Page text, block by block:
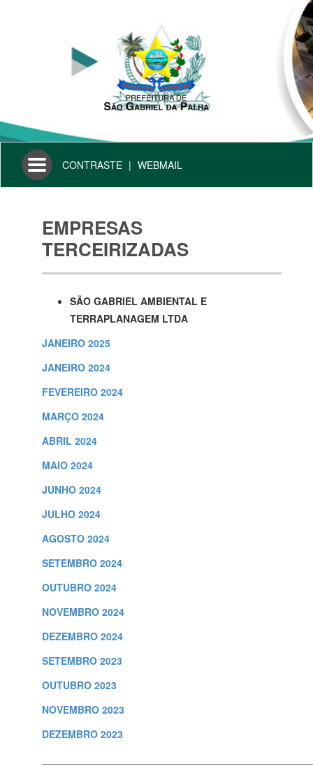
Toggle
navigation
CONTRASTE | WEBMAIL
EMPRESAS
TERCEIRIZADAS
SÃO GABRIEL AMBIENTAL E
TERRAPLANAGEM LTDA
JANEIRO 2025
JANEIRO 2024
FEVEREIRO 2024
MARÇO 2024
ABRIL 2024
MAIO 2024
JUNHO 2024
JULHO 2024
AGOSTO 2024
SETEMBRO 2024
OUTUBRO 2024
NOVEMBRO 2024
DEZEMBRO 2024
SETEMBRO 2023
OUTUBRO 2023
NOVEMBRO 2023
DEZEMBRO 2023